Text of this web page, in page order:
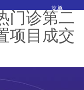
门诊第二
项目成交
菜单